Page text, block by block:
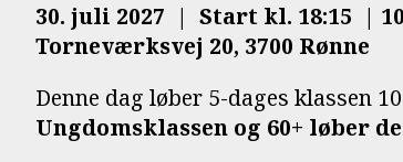
30. juli 2027 | Start kl. 18:15 |
Torneværksvej 20, 3700 Rønne
Denne dag løber 5-dages klassen
Ungdomsklassen og 60+ løber